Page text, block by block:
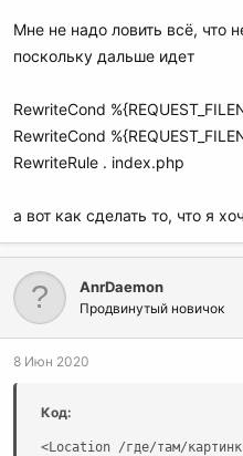
Мне не надо ловить всё, что
поскольку дальше идет
RewriteCond
RewriteCond
RewriteRule . index.php
а вот как сделать то, что я
AnrDaemon
Продвинутый новичок
8 Июн 2020
Код:
<Location /где/там/